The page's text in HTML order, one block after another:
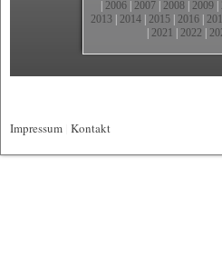
2006 2007 2008 2009
2013 2014 2015 2016
2021 2022
Impressum Kontakt